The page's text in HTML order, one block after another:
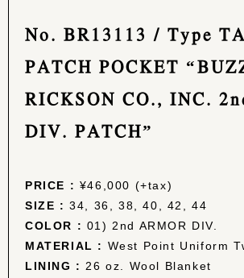
No. BR13113 / Type
PATCH POCKET
RICKSON CO., INC.
DIV. PATCH”
PRICE : ¥46,000 (+tax)
SIZE : 34, 36, 38, 40, 42, 44
COLOR : 01) 2nd ARMOR DIV.
MATERIAL : West Point Uniform
LINING : 26 oz. Wool Blanket